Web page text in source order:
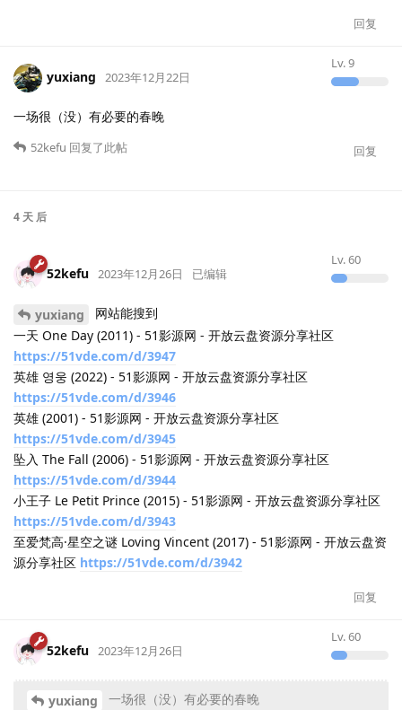
回复
yuxiang
Lv.9
2023年12月22日
一场很（没）有必要的春晚
回复
52kefu 回复了此帖
4 天 后
52kefu
Lv.60
2023年12月26日
已编辑
yuxiang
网站能搜到
一天 One Day (2011) - 51影源网 - 开放云盘资源分享社区
https://51vde.com/d/3947
英雄 영웅 (2022) - 51影源网 - 开放云盘资源分享社区
https://51vde.com/d/3946
英雄 (2001) - 51影源网 - 开放云盘资源分享社区
https://51vde.com/d/3945
坠入 The Fall (2006) - 51影源网 - 开放云盘资源分享社区
https://51vde.com/d/3944
小王子 Le Petit Prince (2015) - 51影源网 - 开放云盘资源分享社区
https://51vde.com/d/3943
至爱梵高·星空之谜 Loving Vincent (2017) - 51影源网 - 开放云盘资
源分享社区 https://51vde.com/d/3942
回复
52kefu
Lv.60
2023年12月26日
yuxiang 一场很（没）有必要的春晚